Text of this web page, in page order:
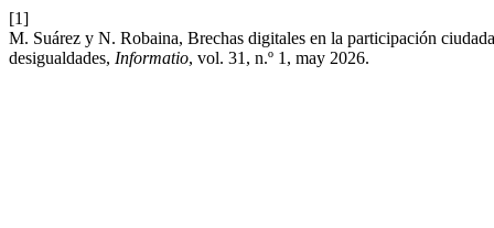
[1]
M. Suárez y N. Robaina, Brechas digitales en la participación
desigualdades, Informatio, vol. 31, n.º 1, may 2026.